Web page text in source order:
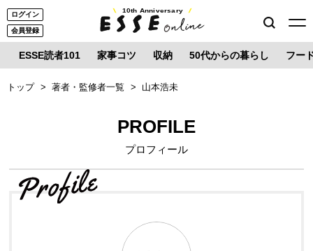
ログイン
会員登録
10th Anniversary
ESSE読者101 家事コツ 収納 50代からの暮らし フー
トップ 著者・監修者一覧 山本浩未
PROFILE
プロフィール